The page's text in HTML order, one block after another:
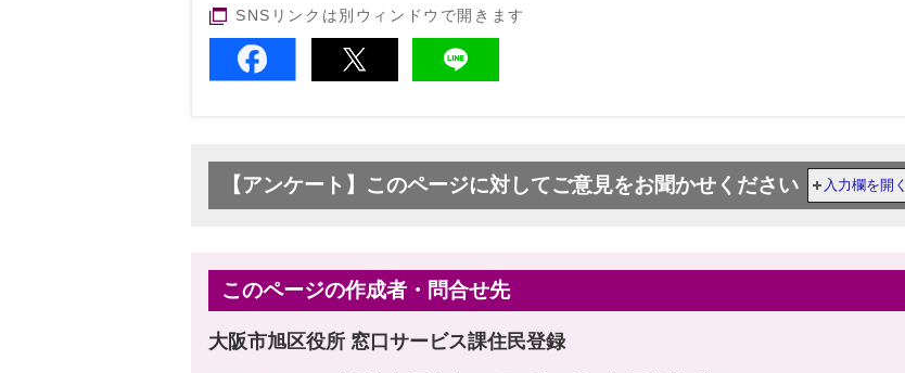
SNSリンクは別ウィンドウで開きます
【アンケート】このページに対してご意見をお聞かせください 入力欄を開く
このページの作成者・問合せ先
大阪市旭区役所 窓口サービス課住民登録